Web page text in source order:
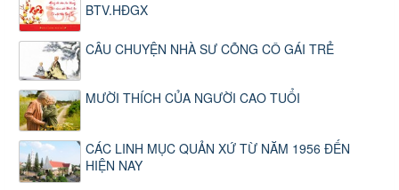
BTV.HĐGX
CÂU CHUYỆN NHÀ SƯ CÕNG CÔ GÁI TRẺ
MƯỜI THÍCH CỦA NGƯỜI CAO TUỔI
CÁC LINH MỤC QUẢN XỨ TỪ NĂM 1956 ĐẾN
HIỆN NAY